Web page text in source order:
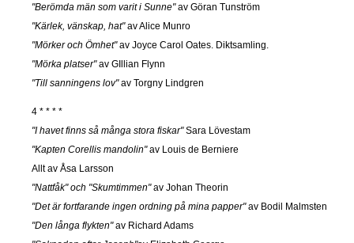
"Berömda män som varit i Sunne"av Göran Tunström
"Kärlek, vänskap, hat"av Alice Munro
"Mörker och Ömhet"av Joyce Carol Oates. Diktsamling.
"Mörka platser"av GIllian Flynn
"Till sanningens lov"av Torgny Lindgren
4 * * * *
"I havet finns så många stora fiskar"Sara Lövestam
"Kapten Corellis mandolin"av Louis de Berniere
Allt av Åsa Larsson
"Nattfåk" och "Skumtimmen"av Johan Theorin
"Det är fortfarande ingen ordning på mina papper"av Bodil Malmsten
"Den långa flykten"av Richard Adams